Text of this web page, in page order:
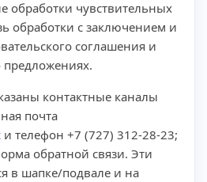
обработки чувствительных
обработки с заключением и
соглашения и
контактные каналы
почта
и телефон +7 (727) 312-28-23;
обратной связи. Эти
в шапке/подвале и на